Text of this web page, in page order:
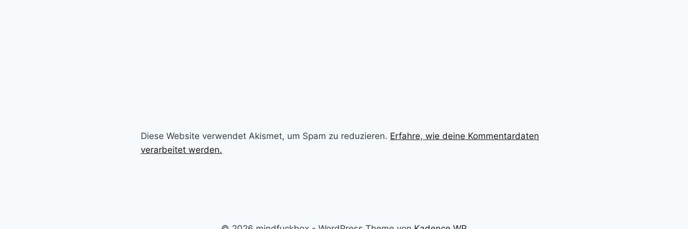
Diese Website verwendet Akismet, um Spam zu reduzieren. Erfahre, wie deine Kommentardaten
verarbeitet werden.